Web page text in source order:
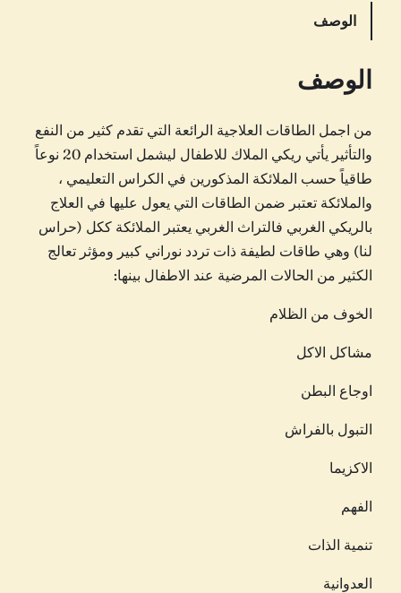
ي
ل
م
ل
ا
ك
ل
ل
ف
ل
الوصف
الوصف
من اجمل الطاقات العلاجية الرائعة التي تقدم كثير من النفع
والتأثير يأتي ريكي الملاك للاطفال ليشمل استخدام 20 نوعاً
طاقياً حسب الملائكة المذكورين في الكراس التعليمي ،
والملائكة تعتبر ضمن الطاقات التي يعول عليها في العلاج
بالريكي الغربي فالتراث الغربي يعتبر الملائكة ككل (حراس
لنا) وهي طاقات لطيفة ذات تردد نوراني كبير ومؤثر تعالج
الكثير من الحالات المرضية عند الاطفال بينها:
الخوف من الظلام
مشاكل الاكل
اوجاع البطن
التبول بالفراش
الاكزيما
الفهم
تنمية الذات
العدوانية